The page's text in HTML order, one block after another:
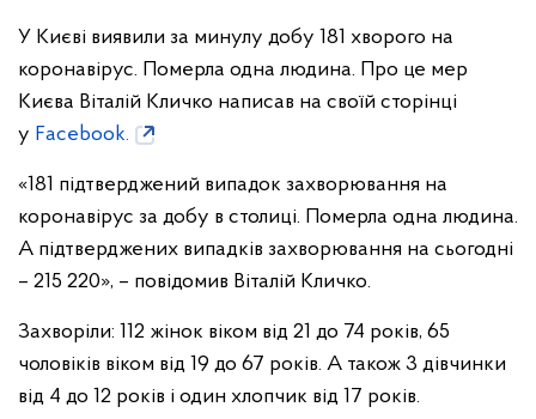
У Києві виявили за минулу добу 181 хворого на
коронавірус. Померла одна людина. Про це мер
Києва Віталій Кличко написав на своїй сторінці
у Facebook.
«181 підтверджений випадок захворювання на
коронавірус за добу в столиці. Померла одна людина.
А підтверджених випадків захворювання на сьогодні
– 215 220», – повідомив Віталій Кличко.
Захворіли: 112 жінок віком від 21 до 74 років, 65
чоловіків віком від 19 до 67 років. А також 3 дівчинки
від 4 до 12 років і один хлопчик від 17 років.